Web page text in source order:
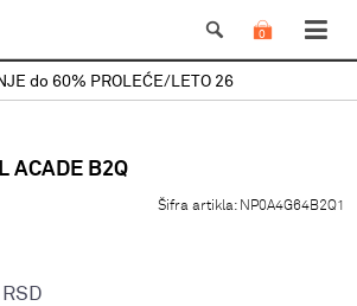
0
do 60% PROLEĆE/LETO 26
ACADE B2Q
Šifra artikla: NP0A4G64B2Q1
RSD